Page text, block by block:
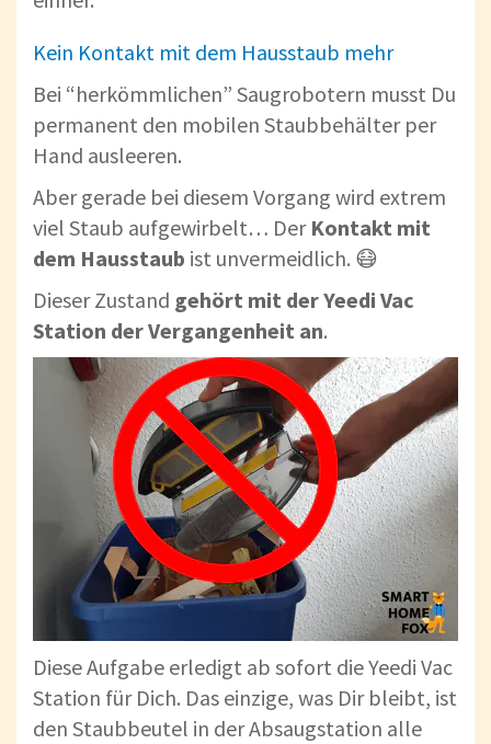
Kein Kontakt mit dem Hausstaub mehr
Bei “herkömmlichen” Saugrobotern musst Du
permanent den mobilen Staubbehälter per
Hand ausleeren.
Aber gerade bei diesem Vorgang wird extrem
viel Staub aufgewirbelt… Der Kontakt mit
dem Hausstaub ist unvermeidlich. 😷
Dieser Zustand gehört mit der Yeedi Vac
Station der Vergangenheit an.
Diese Aufgabe erledigt ab sofort die Yeedi Vac
Station für Dich. Das einzige, was Dir bleibt, ist
den Staubbeutel in der Absaugstation alle